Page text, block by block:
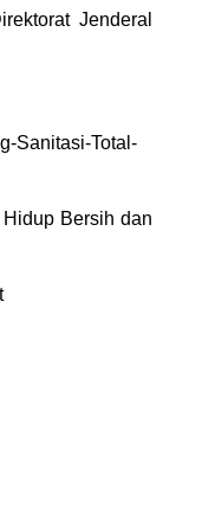
Jenderal
Sanitasi-Total-
Bersih dan